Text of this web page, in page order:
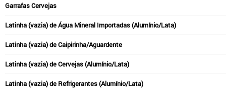
Garrafas Cervejas
Latinha (vazia) de Água Mineral Importadas (Alumínio/Lata)
Latinha (vazia) de Caipirinha/Aguardente
Latinha (vazia) de Cervejas (Alumínio/Lata)
Latinha (vazia) de Refrigerantes (Alumínio/Lata)